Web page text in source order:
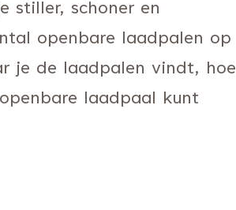
stiller, schoner en
openbare laadpalen op
je de laadpalen vindt, hoe
laadpaal kunt